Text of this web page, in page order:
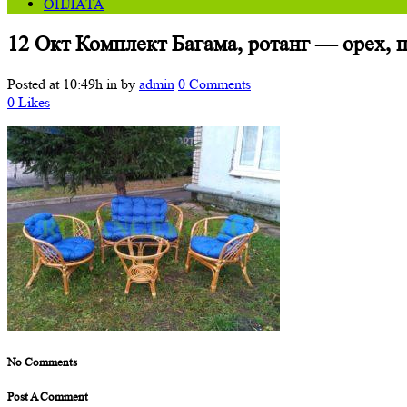
ОПЛАТА
12 ОктКомплект Багама, ротанг — орех,
Posted at 10:49h in by admin 0 Comments
0 Likes
No Comments
Post A Comment